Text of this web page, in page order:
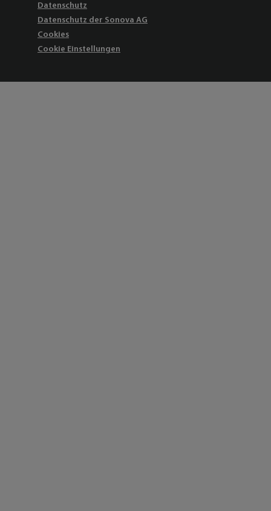
Datenschutz
Datenschutz der Sonova AG
Cookies
Cookie Einstellungen